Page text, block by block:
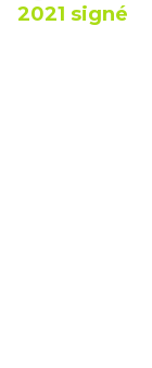
2021 signé